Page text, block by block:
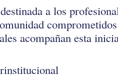
a los
acompañan esta